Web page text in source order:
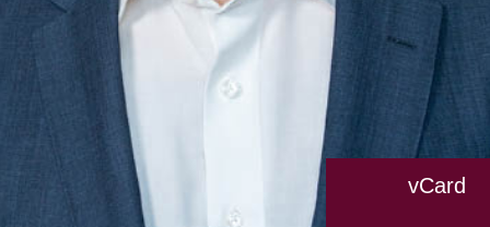
vCard